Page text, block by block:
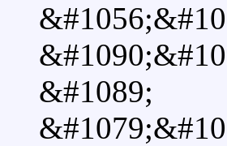
&#1089;